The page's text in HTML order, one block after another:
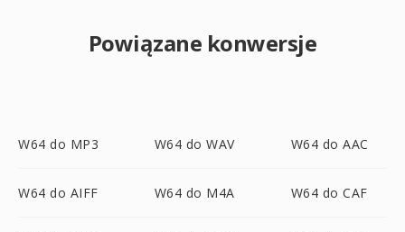
Powiązane konwersje
W64 do MP3 W64 do WAV W64 do AAC
W64 do AIFF W64 do M4A W64 do CAF